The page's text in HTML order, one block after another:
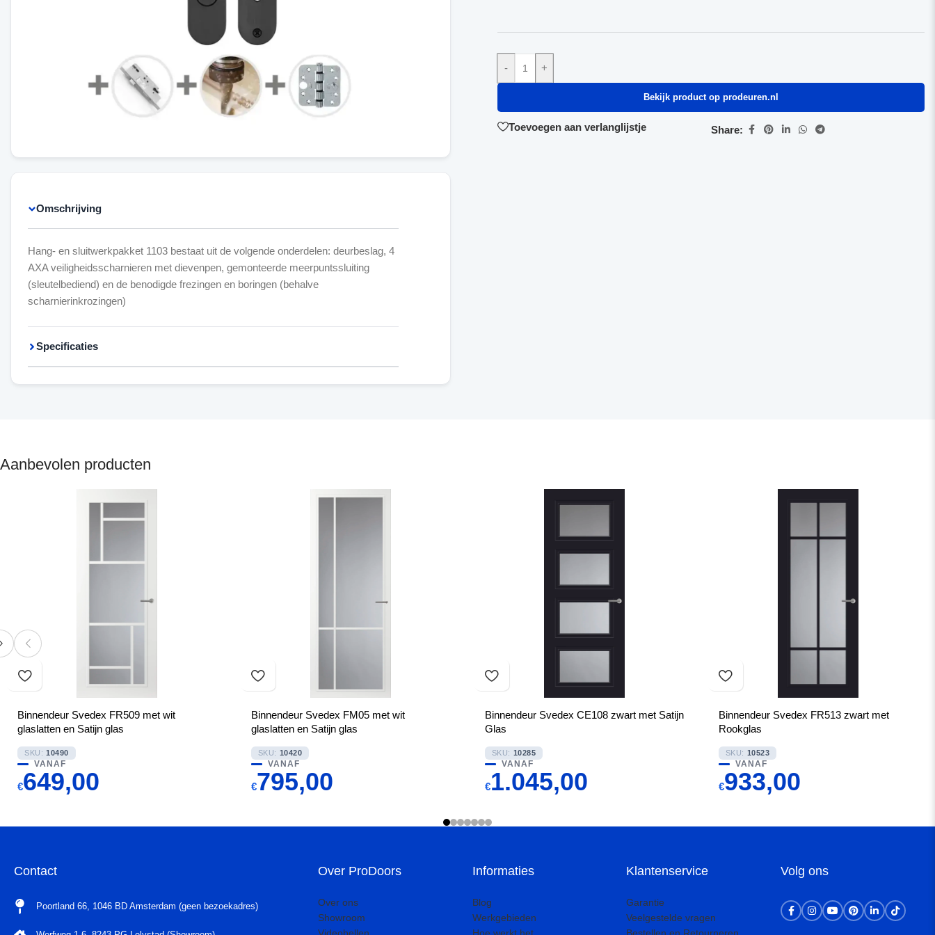
Omschrijving
Hang- en sluitwerkpakket 1103 bestaat uit de volgende onderdelen: deurbeslag, 4
AXA veiligheidsscharnieren met dievenpen, gemonteerde meerpuntssluiting
(sleutelbediend) en de benodigde frezingen en boringen (behalve
scharnierinkrozingen)
Specificaties
- +
Bekijk product op prodeuren.nl
Toevoegen aan verlanglijstje Share:
Aanbevolen producten
Binnendeur Svedex FR509 met wit
glaslatten en Satijn glas
SKU: 10490
VANAF
€649,00
Binnendeur Svedex FM05 met wit
glaslatten en Satijn glas
SKU: 10420
VANAF
€795,00
Binnendeur Svedex CE108 zwart met Satijn
Glas
SKU: 10285
VANAF
€1.045,00
Binnendeur Svedex FR513 zwart met
Rookglas
SKU: 10523
VANAF
€933,00
Contact
Poortland 66, 1046 BD Amsterdam (geen bezoekadres)
Over ProDoors
Over ons
Showroom
Informaties
Blog
Werkgebieden
Klantenservice
Garantie
Veelgestelde vragen
Volg ons